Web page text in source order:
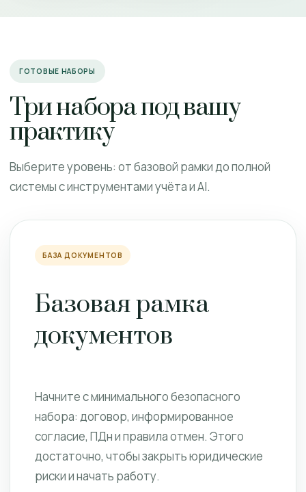
ГОТОВЫЕ НАБОРЫ
Три набора под вашу
практику
Выберите уровень: от базовой рамки до полной
системы с инструментами учёта и AI.
БАЗА ДОКУМЕНТОВ
Базовая рамка
документов
Начните с минимального безопасного
набора: договор, информированное
согласие, ПДн и правила отмен. Этого
достаточно, чтобы закрыть юридические
риски и начать работу.